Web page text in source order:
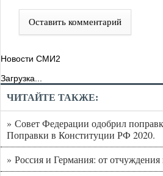
Оставить комментарий
Новости СМИ2
Загрузка...
ЧИТАЙТЕ ТАКЖЕ:
» Совет Федерации одобрил
Поправки в Конституции РФ 2020.
» Россия и Германия: от отчуждения